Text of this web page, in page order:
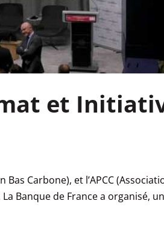
et
Bas Carbone), et l’APCC
Banque de France a organisé,